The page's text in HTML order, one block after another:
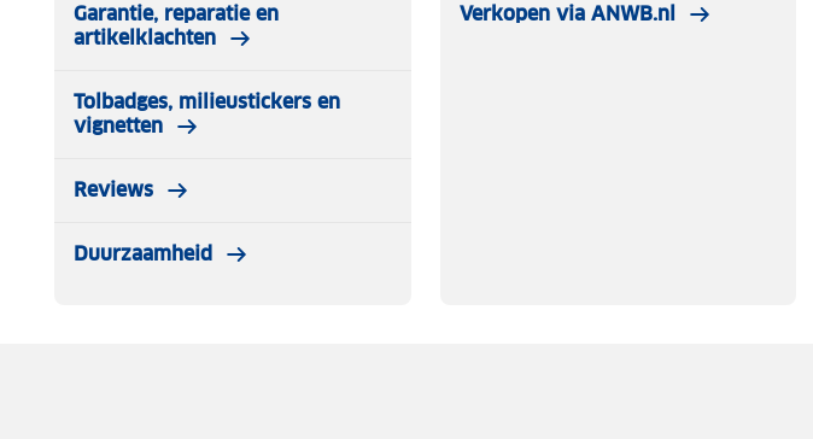
Garantie, reparatie en
artikelklachten
Tolbadges, milieustickers en
vignetten
Reviews
Duurzaamheid
Verkopen via ANWB.nl